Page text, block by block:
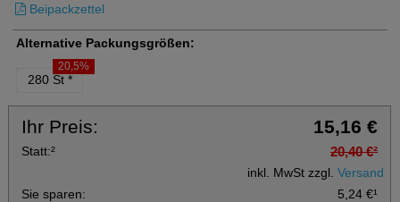
Beipackzettel
Alternative Packungsgrößen:
280 St *
20,5%
Ihr Preis: 15,16 €
Statt:² 20,40 €²
inkl. MwSt zzgl.Versand
Sie sparen:
5,24 €¹